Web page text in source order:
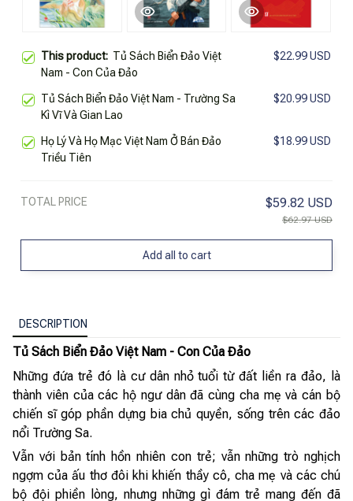
This product: Tủ Sách Biển Đảo Việt
Nam - Con Của Đảo
$22.99 USD
Tủ Sách Biển Đảo Việt Nam - Trường Sa
Kì Vĩ Và Gian Lao
$20.99 USD
Họ Lý Và Họ Mạc Việt Nam Ở Bán Đảo
Triều Tiên
$18.99 USD
TOTAL PRICE $59.82 USD
$62.97 USD
Add all to cart
DESCRIPTION
Tủ Sách Biển Đảo Việt Nam - Con Của Đảo
Những đứa trẻ đó là cư dân nhỏ tuổi từ đất liền ra đảo, là
thành viên của các hộ ngư dân đã cùng cha mẹ và cán bộ
chiến sĩ góp phần dựng bia chủ quyền, sống trên các đảo
nổi Trường Sa.
Vẫn với bản tính hồn nhiên con trẻ; vẫn những trò nghịch
ngợm của ấu thơ đôi khi khiến thầy cô, cha mẹ và các chú
bộ đội phiền lòng, nhưng những gì đám trẻ mang đến đã